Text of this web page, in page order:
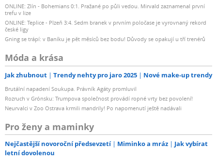
ONLINE: Zlín - Bohemians 0:1. Pražané po půli vedou. Mirvald zaznamenal první
trefu v lize
ONLINE: Teplice - Plzeň 3:4. Sedm branek v prvním poločase je vyrovnaný rekord
české ligy
Gning se trápí: v Baníku je pět měsíců bez bodu! Důvody se opakují u tří trenérů
Móda a krása
Jak zhubnout Trendy nehty pro jaro 2025 Nové make-up trendy
Brutální napadení Soukupa. Právník Agáty promluvil
Rozruch v Grónsku: Trumpova společnost provádí ropné vrty bez povolení!
Neurvalci v Zoo Ostrava krmili mandrily! Po napomenutí ještě nadávali
Pro ženy a maminky
Nejčastější novoroční předsevzetí Miminko a mráz
Jak vybírat
letní dovolenou